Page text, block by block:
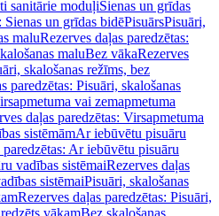
sanitārie moduļiSienas un grīdas
Sienas un grīdas bidēPisuārsPisuāri,
maluRezerves daļas paredzētas:
maluBez vākaRezerves
skalošanas režīms, bez
paredzētas: Pisuāri, skalošanas
vai zemapmetuma
daļas paredzētas: Virsapmetuma
sistēmāmAr iebūvētu pisuāru
paredzētas: Ar iebūvētu pisuāru
vadības sistēmaiRezerves daļas
sistēmaiPisuāri, skalošanas
Rezerves daļas paredzētas: Pisuāri,
vākamBez skalošanas